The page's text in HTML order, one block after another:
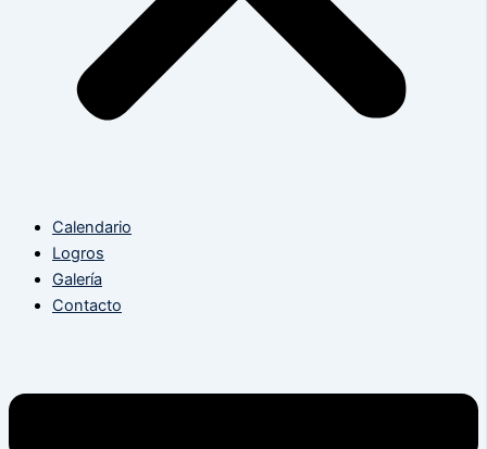
Calendario
Logros
Galería
Contacto